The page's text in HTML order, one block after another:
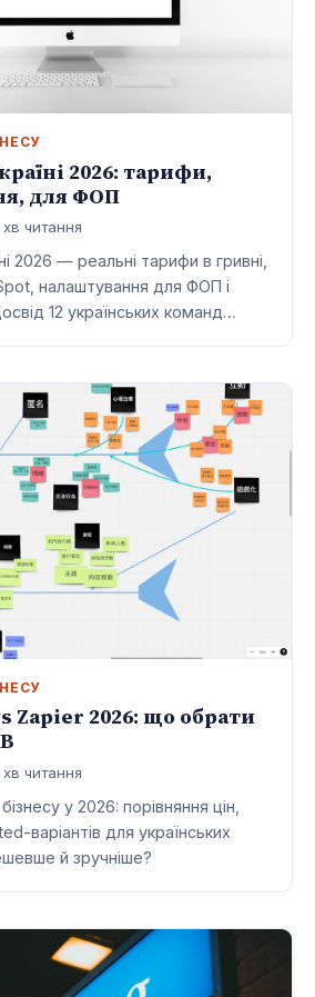
2026: тарифи,
для ФОП
читання
2026 — реальні тарифи в гривні,
налаштування для ФОП і
12 українських команд…
Zapier 2026: що обрати
читання
у 2026: порівняння цін,
варіантів для українських
й зручніше?